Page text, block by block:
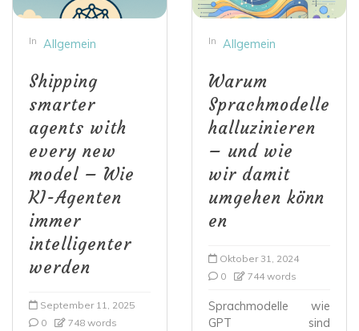
In Allgemein
Shipping
smarter
agents with
every new
model – Wie
KI-Agenten
immer
intelligenter
werden
September 11, 2025
0
748 words
In Allgemein
Warum
Sprachmodelle
halluzinieren
– und wie
wir damit
umgehen könn
en
Oktober 31, 2024
0
744 words
Sprachmodelle wie
GPT sind